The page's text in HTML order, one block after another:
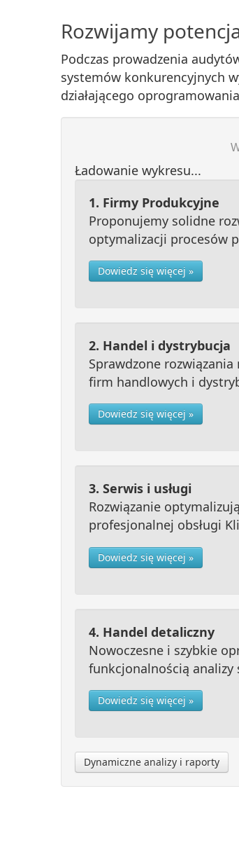
Rozwijamy
Podczas prowadzenia
systemów konkurencyjnych
działającego
Ładowanie wykresu...
1. Firmy Produkcyjne
Proponujemy solidne
optymalizacji procesów
Dowiedz się więcej »
2. Handel i dystrybucja
Sprawdzone
firm handlowych i
Dowiedz się więcej »
3. Serwis i usługi
Rozwiązanie
profesjonalnej obsługi
Dowiedz się więcej »
4. Handel detaliczny
Nowoczesne i szybkie
funkcjonalnością analizy
Dowiedz się więcej »
Dynamiczne analizy i raporty